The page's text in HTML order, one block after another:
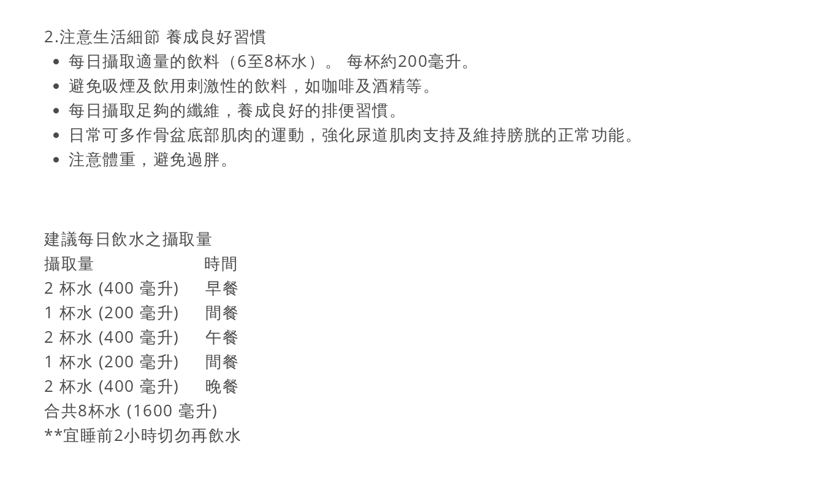
2.注意生活細節 養成良好習慣
每日攝取適量的飲料（6至8杯水）。 每杯約200毫升。
避免吸煙及飲用刺激性的飲料，如咖啡及酒精等。
每日攝取足夠的纖維，養成良好的排便習慣。
日常可多作骨盆底部肌肉的運動，強化尿道肌肉支持及維持膀胱的正常功能。
注意體重，避免過胖。
建議每日飲水之攝取量
攝取量 時間
2 杯水 (400 毫升) 早餐
1 杯水 (200 毫升) 間餐
2 杯水 (400 毫升) 午餐
1 杯水 (200 毫升) 間餐
2 杯水 (400 毫升) 晚餐
合共8杯水 (1600 毫升)
**宜睡前2小時切勿再飲水